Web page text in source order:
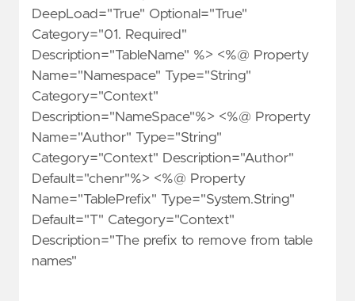
DeepLoad="True" Optional="True"
Category="01. Required"
Description="TableName" %> <%@ Property
Name="Namespace" Type="String"
Category="Context"
Description="NameSpace"%> <%@ Property
Name="Author" Type="String"
Category="Context" Description="Author"
Default="chenr"%> <%@ Property
Name="TablePrefix" Type="System.String"
Default="T" Category="Context"
Description="The prefix to remove from table
names"